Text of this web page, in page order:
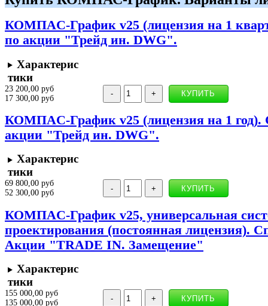
КОМПAС-График v25 (лицензия на 1
по акции "Трейд ин. DWG".
Характерис
тики
23 200,00 руб
17 300,00 руб
КОМПAС-График v25 (лицензия на 1 год).
акции "Трейд ин. DWG".
Характерис
тики
69 800,00 руб
52 300,00 руб
КОМПAС-График v25, универсальная
проектирования (постоянная лицензия).
Акции "TRADE IN. Замещение"
Характерис
тики
155 000,00 руб
135 000,00 руб